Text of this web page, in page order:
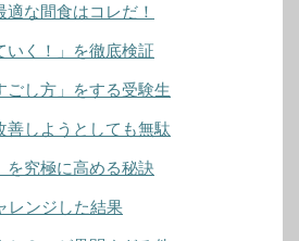
な間食はコレだ！
いく！」を徹底検証
ごし方」をする受験生
善しようとしても無駄
を究極に高める秘訣
レンジした結果